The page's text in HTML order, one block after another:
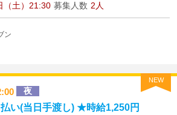
（土）21:30 募集人数 2人
ン
NEW
夜
い(当日手渡し) ★時給1,250円